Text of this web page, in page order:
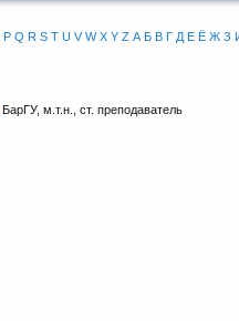
P Q R S T U V W X Y Z А Б В Г Д Е Ё Ж З
, БарГУ, м.т.н., ст. преподаватель